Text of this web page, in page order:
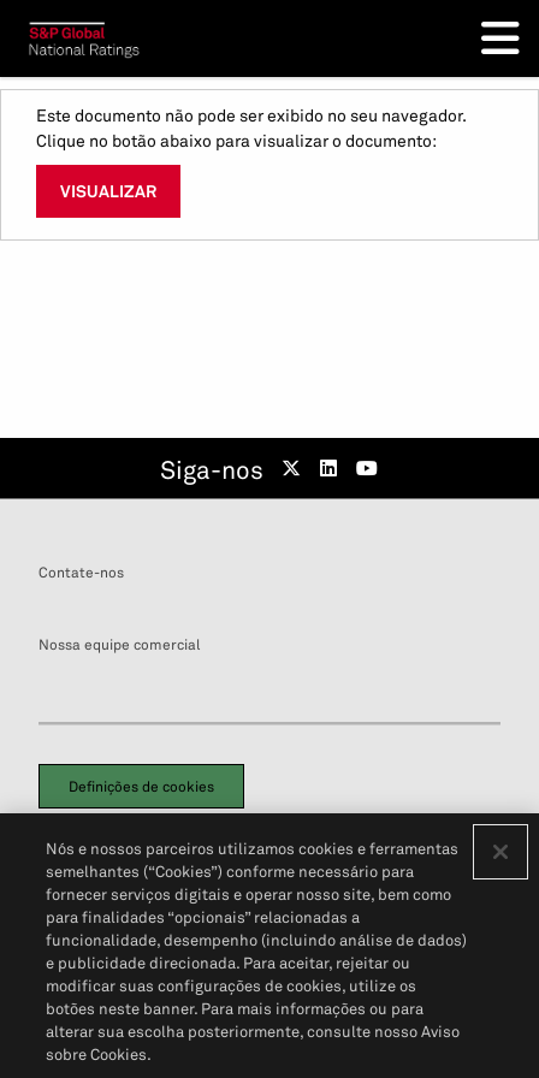
Este documento não pode ser exibido no seu navegador.
Clique no botão abaixo para visualizar o documento:
VISUALIZAR
Siga-nos
Contate-nos
Nossa equipe comercial
Definições de cookies
Política de PrivacidadePortal de privacidade do cliente (em inglês)
Não Venda Minhas Informações Pessoais© 2026 S&P Global
Nós e nossos parceiros utilizamos cookies e ferramentas
semelhantes (“Cookies”) conforme necessário para
fornecer serviços digitais e operar nosso site, bem como
para finalidades “opcionais” relacionadas a
funcionalidade, desempenho (incluindo análise de dados)
e publicidade direcionada. Para aceitar, rejeitar ou
modificar suas configurações de cookies, utilize os
botões neste banner. Para mais informações ou para
alterar sua escolha posteriormente, consulte nosso Aviso
sobre Cookies.